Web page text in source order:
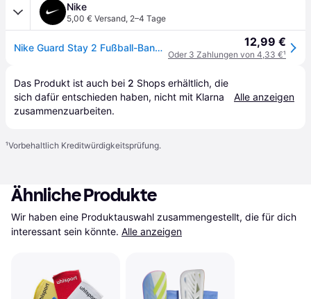
Nike
5,00 € Versand, 2–4 Tage
Nike Guard Stay 2 Fußball-Band - Blau 12,99 €
Oder 3 Zahlungen von 4,33 €¹
Das Produkt ist auch bei 2 Shops erhältlich, die
sich dafür entschieden haben, nicht mit Klarna
zusammenzuarbeiten.
Alle anzeigen
¹Vorbehaltlich Kreditwürdigkeitsprüfung.
Ähnliche Produkte
Wir haben eine Produktauswahl zusammengestellt, die für dich
interessant sein könnte. Alle anzeigen